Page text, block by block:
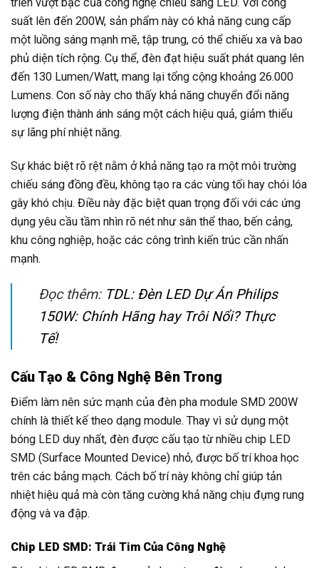
suất lên đến 200W, sản phẩm này có khả năng cung cấp
một luồng sáng mạnh mẽ, tập trung, có thể chiếu xa và bao
phủ diện tích rộng. Cụ thể, đèn đạt hiệu suất phát quang lên
đến 130 Lumen/Watt, mang lại tổng cộng khoảng 26.000
Lumens. Con số này cho thấy khả năng chuyển đổi năng
lượng điện thành ánh sáng một cách hiệu quả, giảm thiểu
sự lãng phí nhiệt năng.
Sự khác biệt rõ rệt nằm ở khả năng tạo ra một môi trường
chiếu sáng đồng đều, không tạo ra các vùng tối hay chói lóa
gây khó chịu. Điều này đặc biệt quan trọng đối với các ứng
dụng yêu cầu tầm nhìn rõ nét như sân thể thao, bến cảng,
khu công nghiệp, hoặc các công trình kiến trúc cần nhấn
mạnh.
Đọc thêm: TDL: Đèn LED Dự Án Philips
150W: Chính Hãng hay Trôi Nổi? Thực
Tế!
Cấu Tạo & Công Nghệ Bên Trong
Điểm làm nên sức mạnh của đèn pha module SMD 200W
chính là thiết kế theo dạng module. Thay vì sử dụng một
bóng LED duy nhất, đèn được cấu tạo từ nhiều chip LED
SMD (Surface Mounted Device) nhỏ, được bố trí khoa học
trên các bảng mạch. Cách bố trí này không chỉ giúp tản
nhiệt hiệu quả mà còn tăng cường khả năng chịu đựng rung
động và va đập.
Chip LED SMD: Trái Tim Của Công Nghệ